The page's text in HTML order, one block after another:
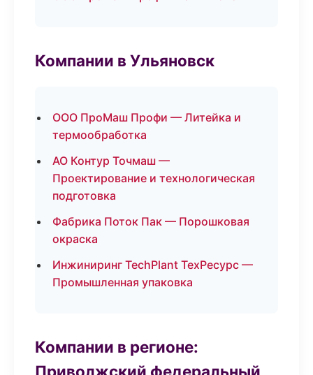
Компании в Ульяновск
ООО ПроМаш Профи — Литейка и
термообработка
АО Контур Точмаш —
Проектирование и технологическая
подготовка
Фабрика Поток Пак — Порошковая
окраска
Инжиниринг TechPlant ТехРесурс —
Промышленная упаковка
Компании в регионе:
Приволжский федеральный